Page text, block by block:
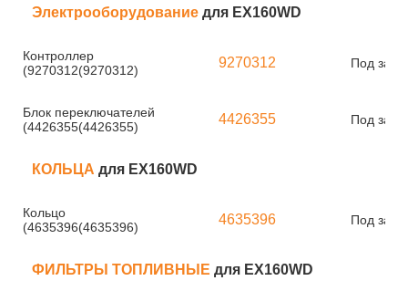
Электрооборудование для EX160WD
Контроллер
(9270312(9270312)
9270312 Под заказ
Блок переключателей
(4426355(4426355)
4426355 Под заказ
КОЛЬЦА для EX160WD
Кольцо
(4635396(4635396)
4635396 Под заказ
ФИЛЬТРЫ ТОПЛИВНЫЕ для EX160WD